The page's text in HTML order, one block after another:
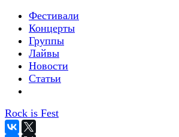
Фестивали
Концерты
Группы
Лайвы
Новости
Статьи
Rock is Fest